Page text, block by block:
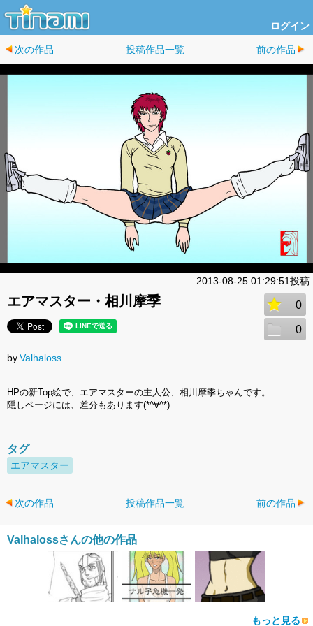
ログイン
次の作品 投稿作品一覧 前の作品
2013-08-25 01:29:51投稿
エアマスター・相川摩季 0
0
by.Valhaloss
HPの新Top絵で、エアマスターの主人公、相川摩季ちゃんです。
隠しページには、差分もあります(*^∀^*)
タグ
エアマスター
次の作品 投稿作品一覧 前の作品
Valhalossさんの他の作品
もっと見る